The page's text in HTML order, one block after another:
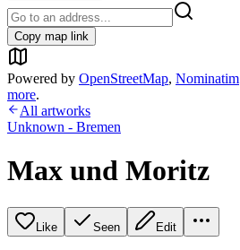
Copy map link
Powered by OpenStreetMap, Nominatim
more.
All artworks
Unknown - Bremen
Max und Moritz
Like Seen Edit